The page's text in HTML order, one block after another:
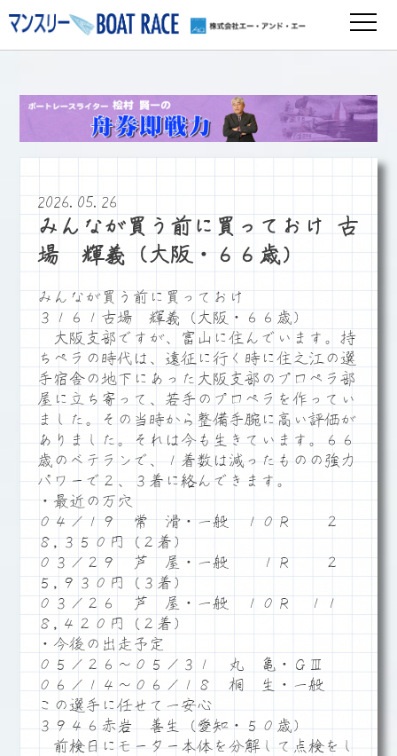
2026.05.26
みんなが買う前に買っておけ 古
場 輝義（大阪・６６歳）
みんなが買う前に買っておけ
３１６１古場 輝義（大阪・６６歳）
大阪支部ですが、富山に住んでいます。持
ちペラの時代は、遠征に行く時に住之江の選
手宿舎の地下にあった大阪支部のプロペラ部
屋に立ち寄って、若手のプロペラを作ってい
ました。その当時から整備手腕に高い評価が
ありました。それは今も生きています。６６
歳のベテランで、１着数は減ったものの強力
パワーで２、３着に絡んできます。
・最近の万穴
０４／１９ 常 滑・一般 １０Ｒ ２
８,３５０円（２着）
０３／２９ 芦 屋・一般 １Ｒ ２
５,９３０円（３着）
０３／２６ 芦 屋・一般 １０Ｒ １１
８,４２０円（２着）
・今後の出走予定
０５／２６～０５／３１ 丸 亀・ＧⅢ
０６／１４～０６／１８ 桐 生・一般
この選手に任せて一安心
３９４６赤岩 善生（愛知・５０歳）
前検日にモーター本体を分解して点検をし